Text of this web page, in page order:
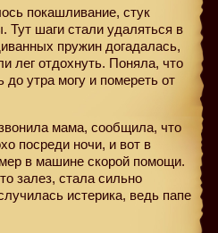
покашливание, стук
Тут шаги стали удаляться в
пружин догадалась,
лег отдохнуть. Поняла, что
до утра могу и помереть от
мама, сообщила, что
посреди ночи, и вот в
в машине скорой помощи.
залез, стала сильно
истерика, ведь папе